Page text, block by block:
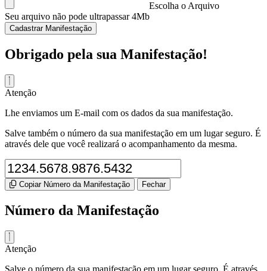
Escolha o Arquivo
Seu arquivo não pode ultrapassar 4Mb
Cadastrar Manifestação
Obrigado pela sua Manifestação!
Atenção
Lhe enviamos um E-mail com os dados da sua manifestação.
Salve também o número da sua manifestação em um lugar seguro. É
através dele que você realizará o acompanhamento da mesma.
Copiar Número da Manifestação Fechar
Número da Manifestação
Atenção